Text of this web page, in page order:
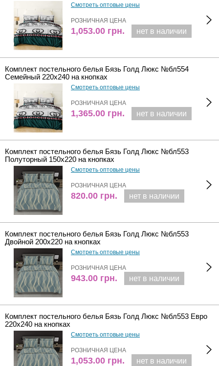
Смотреть оптовые цены
РОЗНИЧНАЯ ЦЕНА
1,053.00 грн. нет в наличии
Комплект постельного белья Бязь Голд Люкс №бл554
Семейный 220х240 на кнопках
Смотреть оптовые цены
РОЗНИЧНАЯ ЦЕНА
1,365.00 грн. нет в наличии
Комплект постельного белья Бязь Голд Люкс №бл553
Полуторный 150х220 на кнопках
Смотреть оптовые цены
РОЗНИЧНАЯ ЦЕНА
820.00 грн. нет в наличии
Комплект постельного белья Бязь Голд Люкс №бл553
Двойной 200х220 на кнопках
Смотреть оптовые цены
РОЗНИЧНАЯ ЦЕНА
943.00 грн. нет в наличии
Комплект постельного белья Бязь Голд Люкс №бл553 Евро
220х240 на кнопках
Смотреть оптовые цены
РОЗНИЧНАЯ ЦЕНА
1,053.00 грн. нет в наличии